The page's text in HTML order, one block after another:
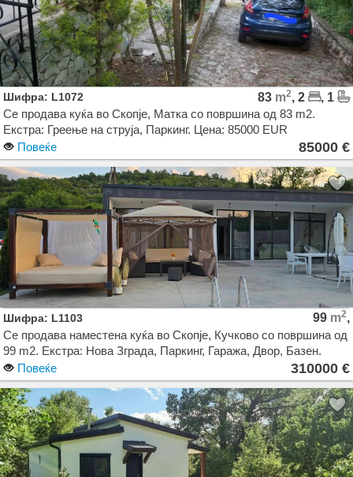
Шифра: L1072 83 m2, 2
, 1
Се продава куќа во Скопје, Матка со површина од 83 m2.
Екстра: Греење на струја, Паркинг. Цена: 85000 EUR
Повеќе
85000 €
Шифра: L1103 99 m2,
Се продава наместена куќа во Скопје, Кучково со површина од
99 m2. Екстра: Нова Зграда, Паркинг, Гаража, Двор, Базен.
Цена: 310000 EUR
Повеќе 310000 €